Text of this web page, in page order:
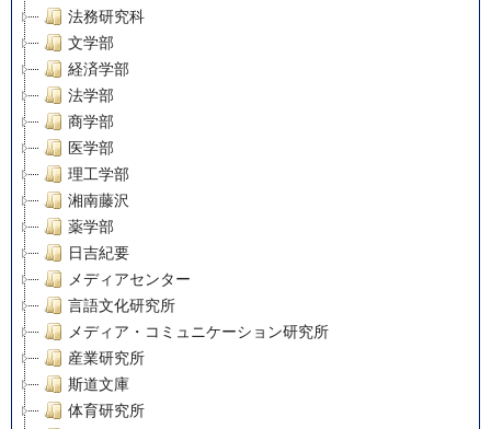
法務研究科
文学部
経済学部
法学部
商学部
医学部
理工学部
湘南藤沢
薬学部
日吉紀要
メディアセンター
言語文化研究所
メディア・コミュニケーション研究所
産業研究所
斯道文庫
体育研究所